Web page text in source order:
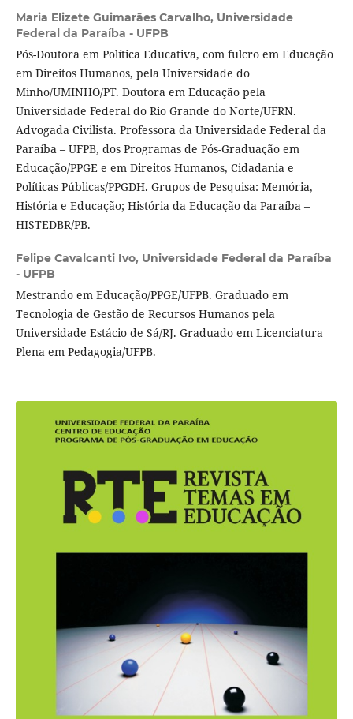
Maria Elizete Guimarães Carvalho, Universidade
Federal da Paraíba - UFPB
Pós-Doutora em Política Educativa, com fulcro em Educação
em Direitos Humanos, pela Universidade do
Minho/UMINHO/PT. Doutora em Educação pela
Universidade Federal do Rio Grande do Norte/UFRN.
Advogada Civilista. Professora da Universidade Federal da
Paraíba – UFPB, dos Programas de Pós-Graduação em
Educação/PPGE e em Direitos Humanos, Cidadania e
Políticas Públicas/PPGDH. Grupos de Pesquisa: Memória,
História e Educação; História da Educação da Paraíba –
HISTEDBR/PB.
Felipe Cavalcanti Ivo, Universidade Federal da Paraíba
- UFPB
Mestrando em Educação/PPGE/UFPB. Graduado em
Tecnologia de Gestão de Recursos Humanos pela
Universidade Estácio de Sá/RJ. Graduado em Licenciatura
Plena em Pedagogia/UFPB.